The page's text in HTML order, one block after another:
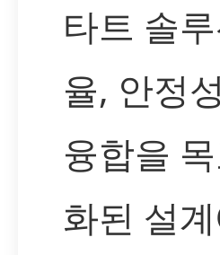
타트 솔
율, 안정
융합을
화된 설